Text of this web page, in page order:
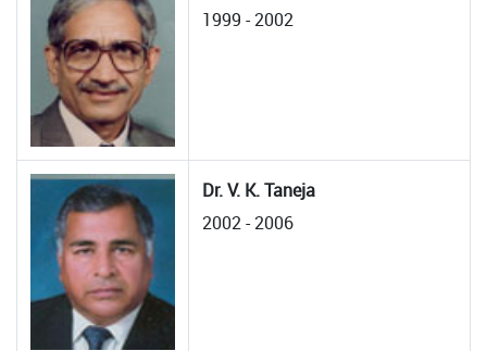
1999 - 2002
Dr. V. K. Taneja
2002 - 2006